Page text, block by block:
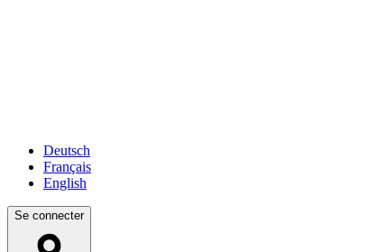
Deutsch
Français
English
Se connecter